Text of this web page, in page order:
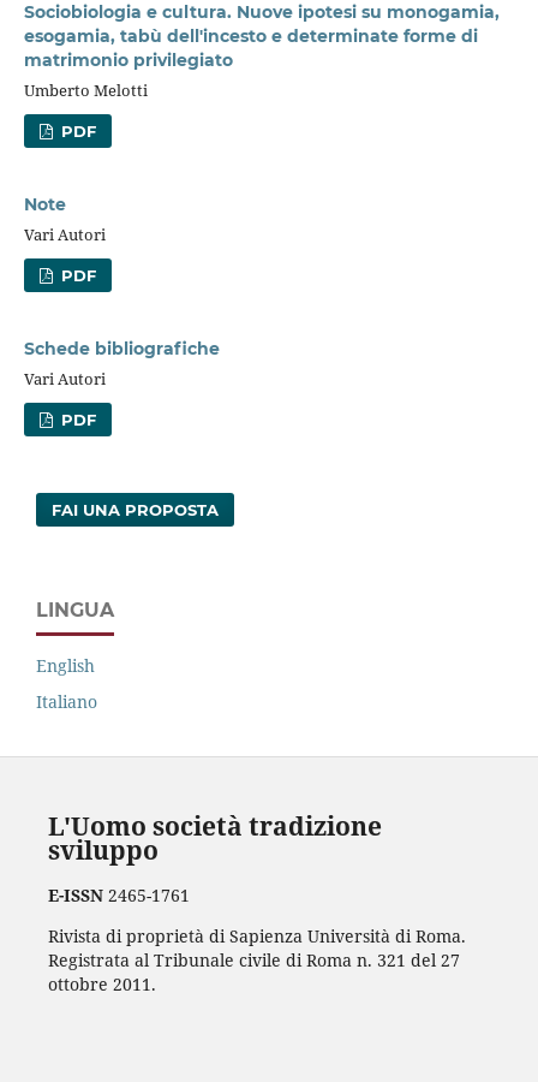
Sociobiologia e cultura. Nuove ipotesi su monogamia,
esogamia, tabù dell'incesto e determinate forme di
matrimonio privilegiato
Umberto Melotti
PDF
Note
Vari Autori
PDF
Schede bibliografiche
Vari Autori
PDF
FAI UNA PROPOSTA
LINGUA
English
Italiano
L'Uomo società tradizione
sviluppo
E-ISSN2465-1761
Rivista di proprietà di Sapienza Università di Roma.
Registrata al Tribunale civile di Roma n. 321 del 27
ottobre 2011.